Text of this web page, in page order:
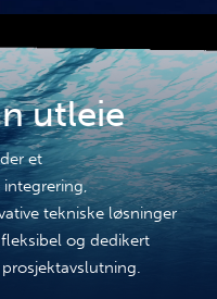
utleie
et
tekniske løsninger
og dedikert